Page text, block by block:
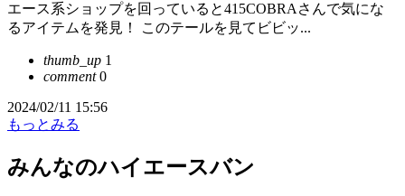
エース系ショップを回っていると415COBRAさんで気にな
るアイテムを発見！ このテールを見てビビッ...
thumb_up 1
comment0
2024/02/11 15:56
もっとみる
みんなのハイエースバン